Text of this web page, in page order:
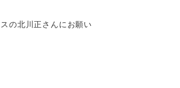
の北川正さんにお願い